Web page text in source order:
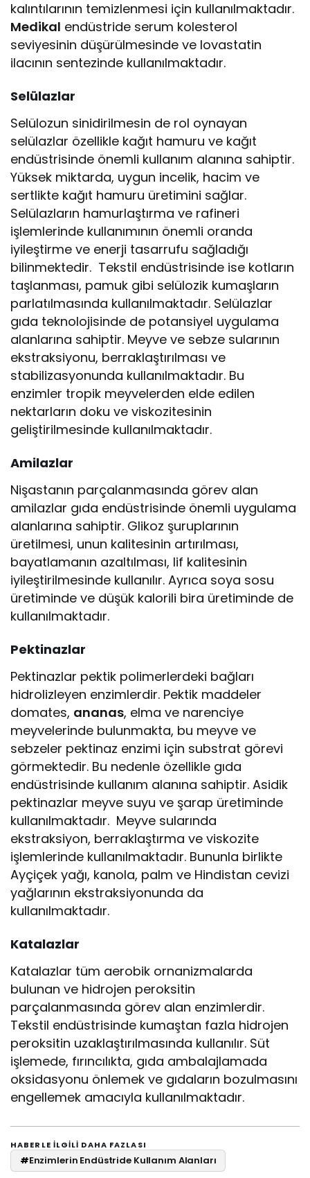
kalıntılarının temizlenmesi için kullanılmaktadır.
Medikal endüstride serum kolesterol
seviyesinin düşürülmesinde ve lovastatin
ilacının sentezinde kullanılmaktadır.
Selülazlar
Selülozun sinidirilmesin de rol oynayan
selülazlar özellikle kağıt hamuru ve kağıt
endüstrisinde önemli kullanım alanına sahiptir.
Yüksek miktarda, uygun incelik, hacim ve
sertlikte kağıt hamuru üretimini sağlar.
Selülazların hamurlaştırma ve rafineri
işlemlerinde kullanımının önemli oranda
iyileştirme ve enerji tasarrufu sağladığı
bilinmektedir. Tekstil endüstrisinde ise kotların
taşlanması, pamuk gibi selülozik kumaşların
parlatılmasında kullanılmaktadır. Selülazlar
gıda teknolojisinde de potansiyel uygulama
alanlarına sahiptir. Meyve ve sebze sularının
ekstraksiyonu, berraklaştırılması ve
stabilizasyonunda kullanılmaktadır. Bu
enzimler tropik meyvelerden elde edilen
nektarların doku ve viskozitesinin
geliştirilmesinde kullanılmaktadır.
Amilazlar
Nişastanın parçalanmasında görev alan
amilazlar gıda endüstrisinde önemli uygulama
alanlarına sahiptir. Glikoz şuruplarının
üretilmesi, unun kalitesinin artırılması,
bayatlamanın azaltılması, lif kalitesinin
iyileştirilmesinde kullanılır. Ayrıca soya sosu
üretiminde ve düşük kalorili bira üretiminde de
kullanılmaktadır.
Pektinazlar
Pektinazlar pektik polimerlerdeki bağları
hidrolizleyen enzimlerdir. Pektik maddeler
domates, ananas, elma ve narenciye
meyvelerinde bulunmakta, bu meyve ve
sebzeler pektinaz enzimi için substrat görevi
görmektedir. Bu nedenle özellikle gıda
endüstrisinde kullanım alanına sahiptir. Asidik
pektinazlar meyve suyu ve şarap üretiminde
kullanılmaktadır. Meyve sularında
ekstraksiyon, berraklaştırma ve viskozite
işlemlerinde kullanılmaktadır. Bununla birlikte
Ayçiçek yağı, kanola, palm ve Hindistan cevizi
yağlarının ekstraksiyonunda da
kullanılmaktadır.
Katalazlar
Katalazlar tüm aerobik ornanizmalarda
bulunan ve hidrojen peroksitin
parçalanmasında görev alan enzimlerdir.
Tekstil endüstrisinde kumaştan fazla hidrojen
peroksitin uzaklaştırılmasında kullanılır. Süt
işlemede, fırıncılıkta, gıda ambalajlamada
oksidasyonu önlemek ve gıdaların bozulmasını
engellemek amacıyla kullanılmaktadır.
HABERLE ILGILI DAHA FAZLASI
#Enzimlerin Endüstride Kullanım Alanları